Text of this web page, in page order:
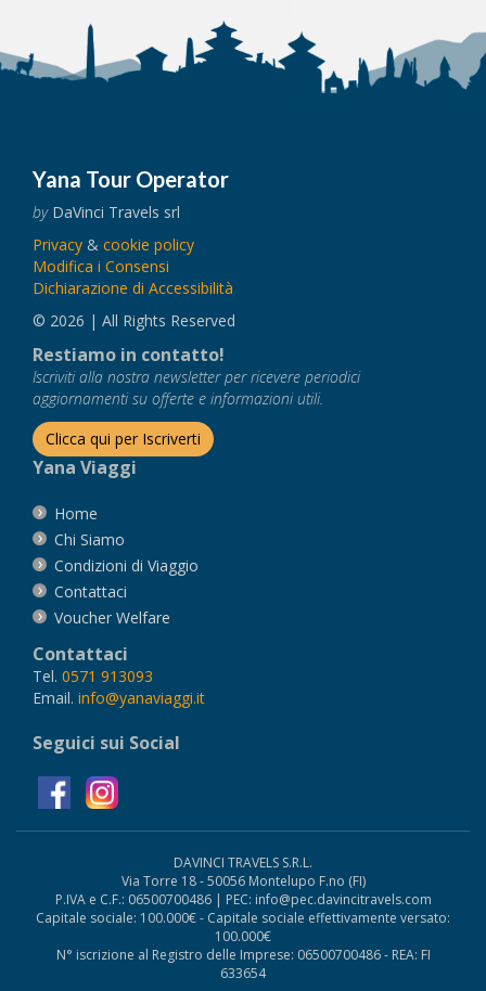
Yana Tour Operator
byDaVinci Travels srl
Privacy & cookie policy
Modifica i Consensi
Dichiarazione di Accessibilità
© 2026 | All Rights Reserved
Restiamo in contatto!
Iscriviti alla nostra newsletter per ricevere periodici
aggiornamenti su offerte e informazioni utili.
Clicca qui per Iscriverti
Yana Viaggi
Home
Chi Siamo
Condizioni di Viaggio
Contattaci
Voucher Welfare
Contattaci
Tel. 0571 913093
Email. info@yanaviaggi.it
Seguici sui Social
DAVINCI TRAVELS S.R.L.
Via Torre 18 - 50056 Montelupo F.no (FI)
P.IVA e C.F.: 06500700486 | PEC: info@pec.davincitravels.com
Capitale sociale: 100.000€ - Capitale sociale effettivamente versato:
100.000€
N° iscrizione al Registro delle Imprese: 06500700486 - REA: FI
633654